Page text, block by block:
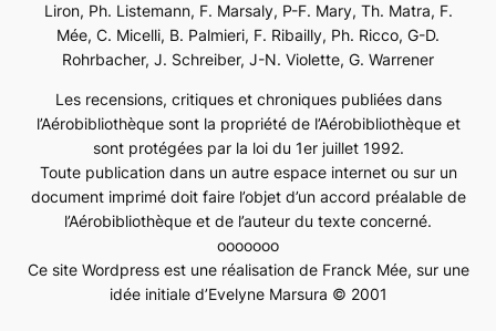
Liron, Ph. Listemann, F. Marsaly, P-F. Mary, Th. Matra, F.
Mée, C. Micelli, B. Palmieri, F. Ribailly, Ph. Ricco, G-D.
Rohrbacher, J. Schreiber, J-N. Violette, G. Warrener
Les recensions, critiques et chroniques publiées dans
l’Aérobibliothèque sont la propriété de l’Aérobibliothèque et
sont protégées par la loi du 1er juillet 1992.
Toute publication dans un autre espace internet ou sur un
document imprimé doit faire l’objet d’un accord préalable de
l’Aérobibliothèque et de l’auteur du texte concerné.
ooooooo
Ce site Wordpress est une réalisation de Franck Mée, sur une
idée initiale d’Evelyne Marsura © 2001